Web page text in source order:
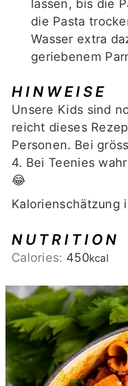
lassen, bis die
die Pasta
Wasser extra
geriebenem
HINWEISE
Unsere Kids sind
reicht dieses
Personen. Bei
4. Bei Teenies
😂
Kalorienschätzung
NUTRITION
Calories: 450kcal